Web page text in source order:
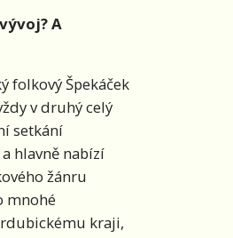
A
folkový Špekáček
v druhý celý
setkání
hlavně nabízí
žánru
mnohé
kraji,